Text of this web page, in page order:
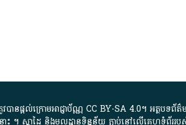
ាន​ផ្តល់​ក្រោម​អាជ្ញាប័ណ្ណ​ CC BY-SA 4.0។​ អត្ថបទ​ព័ត៌
ះ​ ។​ ស្នាដៃ​ និង​មូលដ្ឋាន​ទិន្នន័យ ​ភ្ជាប់​នៅ​លើ​គេហទំព័